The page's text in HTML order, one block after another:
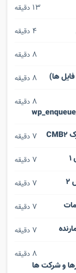
13 دقیقه
4 دقیقه
8 دقیقه
8 دقیقه
8 دقیقه
7 دقیقه
7 دقیقه
7 دقیقه
7 دقیقه
7 دقیقه
8 دقیقه